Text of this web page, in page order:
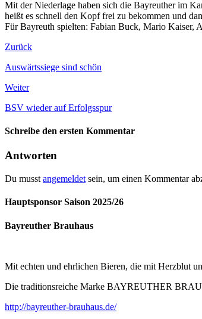
Mit der Niederlage haben sich die Bayreuther im
heißt es schnell den Kopf frei zu bekommen und
Für Bayreuth spielten: Fabian Buck, Mario Kaiser,
Zurück
Auswärtssiege sind schön
Weiter
BSV wieder auf Erfolgsspur
Schreibe den ersten Kommentar
Antworten
Du musst angemeldet sein, um einen Kommentar
Hauptsponsor Saison 2025/26
Bayreuther Brauhaus
Mit echten und ehrlichen Bieren, die mit Herzblut
Die traditionsreiche Marke BAYREUTHER
http://bayreuther-brauhaus.de/